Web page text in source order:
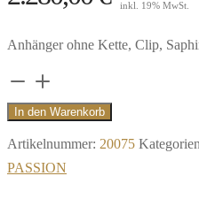
inkl. 19% MwSt.
Anhänger ohne Kette, Clip,
Anhänger,
Saphir,
Clip,
750/-
In den Warenkorb
Artikelnummer: 20075
PASSION